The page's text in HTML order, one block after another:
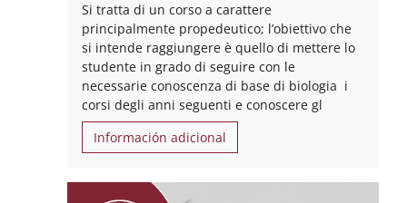
Si tratta di un corso a carattere
principalmente propedeutico; l’obiettivo che
si intende raggiungere è quello di mettere lo
studente in grado di seguire con le
necessarie conoscenza di base di biologia i
corsi degli anni seguenti e conoscere gl
Información adicional